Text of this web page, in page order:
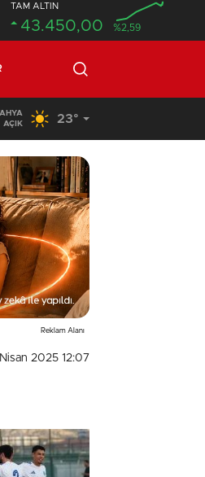
TAM ALTIN
43.450,00 %2,59
AÇIK
23°
Reklam Alanı
2025 12:07